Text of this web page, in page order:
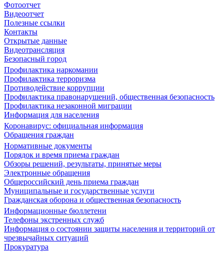
Фотоотчет
Видеоотчет
Полезные ссылки
Контакты
Открытые данные
Видеотрансляция
Безопасный город
Профилактика наркомании
Профилактика терроризма
Противодействие коррупции
Профилактика правонарушений, общественная безопасность
Профилактика незаконной миграции
Информация для населения
Коронавирус: официальная информация
Обращения граждан
Нормативные документы
Порядок и время приема граждан
Обзоры решений, результаты, принятые меры
Электронные обращения
Общероссийский день приема граждан
Муниципальные и государственные услуги
Гражданская оборона и общественная безопасность
Информационные бюллетени
Телефоны экстренных служб
Информация о состоянии защиты населения и территорий от
чрезвычайных ситуаций
Прокуратура